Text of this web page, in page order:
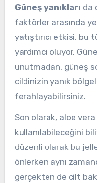
Güneş yanıkları da
faktörler arasında
yatıştırıcı etkisi, bu
yardımcı oluyor.
unutmadan, güneş
cildinizin yanık
ferahlayabilirsiniz.
Son olarak, aloe
kullanılabileceğini
düzenli olarak bu
önlerken aynı
gerçekten de cilt